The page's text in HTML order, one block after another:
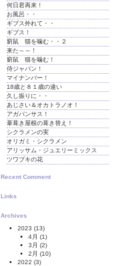
何日君再来！
お風呂・・
ギブス外れて・・
ギブス！
窮鼠 猫を噛む・・２
来た～～！
窮鼠 猫を噛む！
侍ジャパン！
マイナンバー！
18歳と８１歳の違い
久し振りに・・
あじさい＆オカトラノオ！
アガパンサス！
葦葺き屋根の葺き替え！
シクラメンの実
オリガミ・シクラメン
アリッサム・ジュエリーミックス
ツワブキの花
Recent Comment
Links
Archives
2023 (13)
4月 (1)
3月 (2)
2月 (10)
2022 (3)